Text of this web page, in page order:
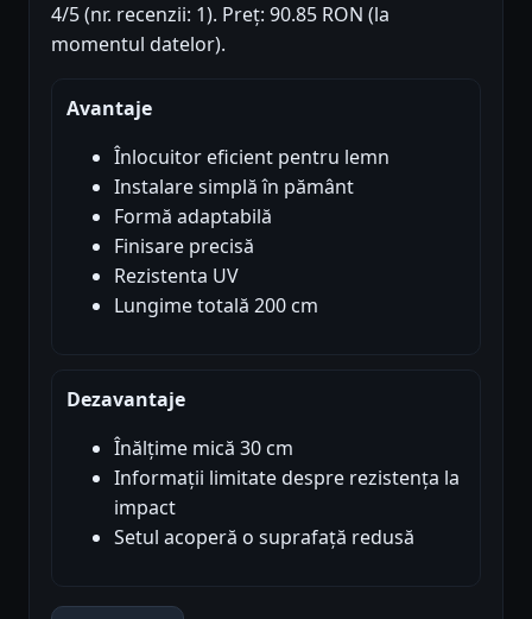
4/5 (nr. recenzii: 1). Preț: 90.85 RON (la
momentul datelor).
Avantaje
Înlocuitor eficient pentru lemn
Instalare simplă în pământ
Formă adaptabilă
Finisare precisă
Rezistenta UV
Lungime totală 200 cm
Dezavantaje
Înălțime mică 30 cm
Informații limitate despre rezistența la
impact
Setul acoperă o suprafață redusă